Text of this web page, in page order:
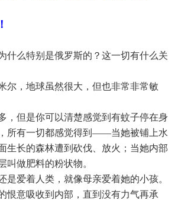
什么特别是俄罗斯的？这一切有什么关
尔，地球虽然很大，但也非常非常敏
，但是你可以清楚感觉到有蚊子停在身
所有一切都感觉得到 ——当她被铺上水
生长的森林遭到砍伐、放火；当她内部
叫做肥料的粉状物。
是爱着人类，就像母亲爱着她的小孩。
恨意吸收到内部，直到没有力气再承